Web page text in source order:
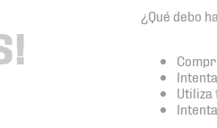
¿Qué debo
Utiliza